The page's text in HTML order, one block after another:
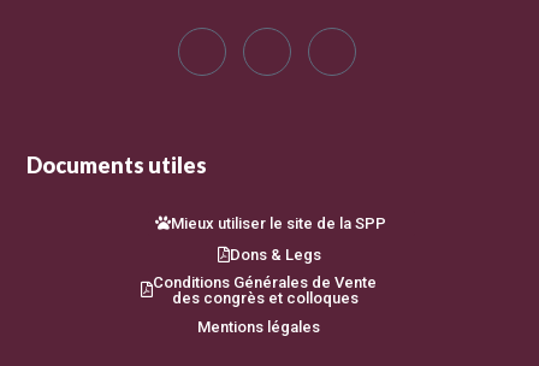
Documents utiles
Mieux utiliser le site de la SPP
Dons & Legs
Conditions Générales de Vente
des congrès et colloques
Mentions légales